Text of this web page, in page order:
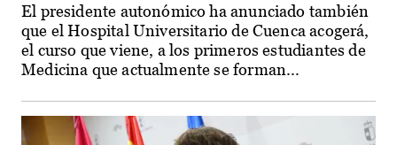
El presidente autonómico ha anunciado también
que el Hospital Universitario de Cuenca acogerá,
el curso que viene, a los primeros estudiantes de
Medicina que actualmente se forman...